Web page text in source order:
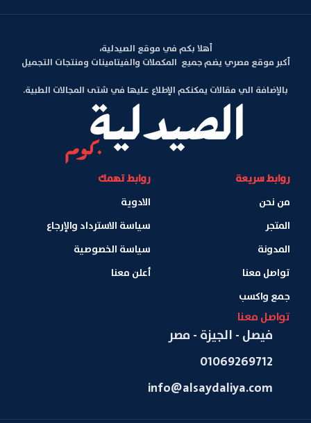
أهلا بكم في موقع الصيدلية،
أكبر موقع مصري يضم جميع المكملات والفيتامينات ومنتجات التجميل
بالإضافة الي مقالات يمكنكم الإطلاع عليها في شتى المجالات الطبية.
روابط سريعة
من نحن
المتجر
المدونة
تواصل معنا
جمع واكسب
روابط تهمك
الادوية
سياسة الاسترداد والإرجاع
سياسة الخصوصية
أعلن معنا
تواصل معنا
فيصل - الجيزة - مصر
01069269712
info@alsaydaliya.com